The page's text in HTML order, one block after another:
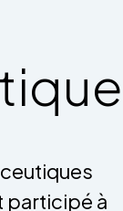
participé à